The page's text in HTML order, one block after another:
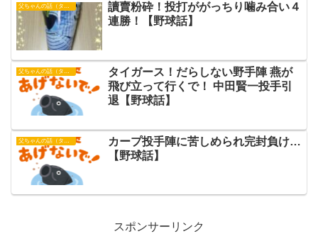
父ちゃんの話（タイガース）
讀賣粉砕！投打ががっちり噛み合い４
連勝！【野球話】
父ちゃんの話（タイガース）
タイガース！だらしない野手陣 燕が
飛び立って行くで！ 中田賢一投手引
退【野球話】
カープ投手陣に苦しめられ完封負け…
【野球話】
スポンサーリンク